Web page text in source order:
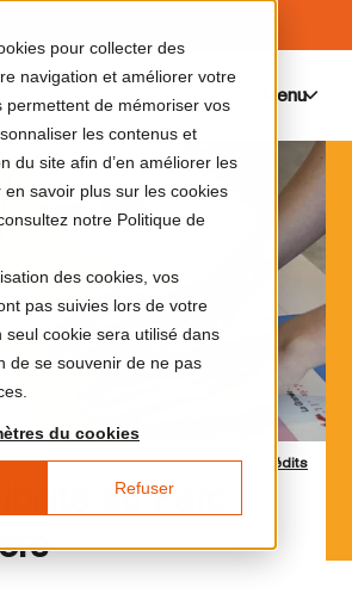
pour collecter des
navigation et améliorer votre
permettent de mémoriser vos
les contenus et
du site afin d’en améliorer les
savoir plus sur les cookies
notre Politique de
des cookies, vos
pas suivies lors de votre
seul cookie sera utilisé dans
de se souvenir de ne pas
du cookies
Refuser
Menu
Crédits
au Parc